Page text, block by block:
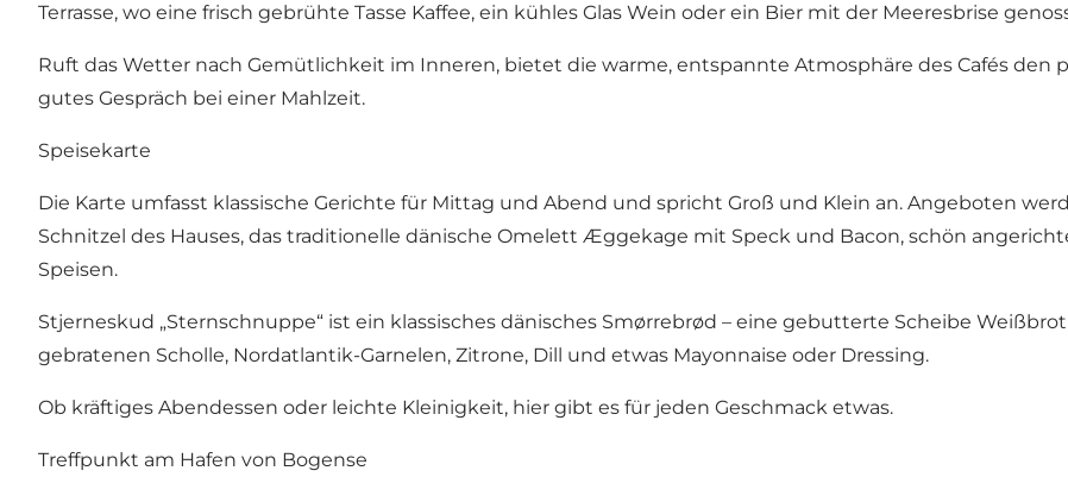
Terrasse, wo eine frisch gebrühte Tasse Kaffee, ein kühles Glas Wein oder ein Bier mit der Meeresbrise
Ruft das Wetter nach Gemütlichkeit im Inneren, bietet die warme, entspannte Atmosphäre des Cafés den
gutes Gespräch bei einer Mahlzeit.
Speisekarte
Die Karte umfasst klassische Gerichte für Mittag und Abend und spricht Groß und Klein an. Angeboten
Schnitzel des Hauses, das traditionelle dänische Omelett Æggekage mit Speck und Bacon, schön
Speisen.
Stjerneskud „Sternschnuppe“ ist ein klassisches dänisches Smørrebrød – eine gebutterte Scheibe
gebratenen Scholle, Nordatlantik-Garnelen, Zitrone, Dill und etwas Mayonnaise oder Dressing.
Ob kräftiges Abendessen oder leichte Kleinigkeit, hier gibt es für jeden Geschmack etwas.
Treffpunkt am Hafen von Bogense